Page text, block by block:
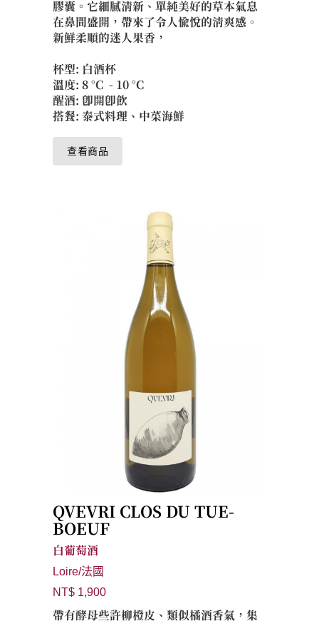
膠囊。它細膩清新、單純美好的草本氣息
在鼻間盛開，帶來了令人愉悅的清爽感。
新鮮柔順的迷人果香，
杯型: 白酒杯
溫度: 8 °C - 10 °C
醒酒: 即開即飲
搭餐: 泰式料理、中菜海鮮
查看商品
QVEVRI CLOS DU TUE-
BOEUF
白葡萄酒
Loire/法國
NT$ 1,900
帶有酵母些許柳橙皮、類似橘酒香氣，集